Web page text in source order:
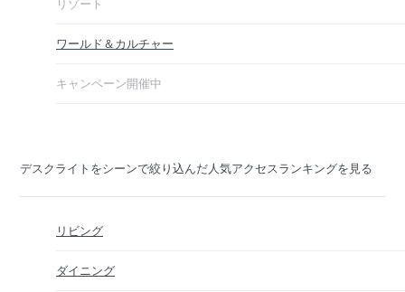
リゾート
ワールド＆カルチャー
キャンペーン開催中
デスクライトをシーンで絞り込んだ人気アクセスランキングを見る
リビング
ダイニング